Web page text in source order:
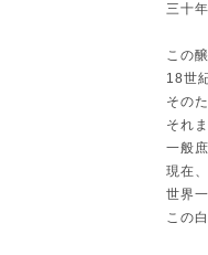
三十
この
18世
その
それ
一般
現在
世界
この